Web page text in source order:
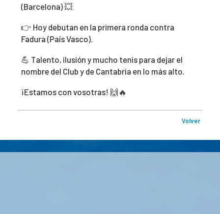
(Barcelona) 💥
👉 Hoy debutan en la primera ronda contra
Fadura (País Vasco).
💪 Talento, ilusión y mucho tenis para dejar el
nombre del Club y de Cantabria en lo más alto.
¡Estamos con vosotras! 🙌🔥
Volver